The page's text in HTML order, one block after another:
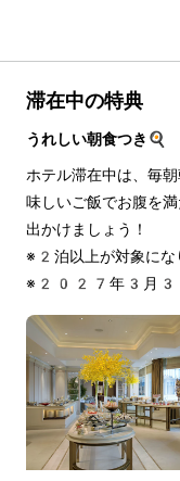
滞在中の特典
うれしい朝食つき🍳
ホテル滞在中は、毎
味しいご飯でお腹を
出かけましょう！
※2泊以上が対象にな
※2027年3月31日